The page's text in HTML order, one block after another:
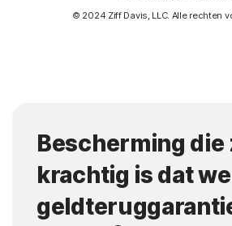
© 2024 Ziff Davis, LLC. Alle rechten
Bescherming die
krachtig is dat we